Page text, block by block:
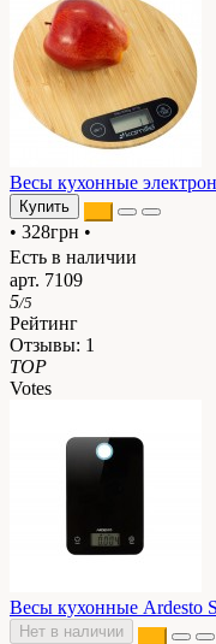
Весы кухонные
Купить
• 328грн •
Есть в наличии
арт. 7109
5/5
Рейтинг
Отзывы: 1
TOP
Votes
Весы кухонные Ardesto
Нет в наличии